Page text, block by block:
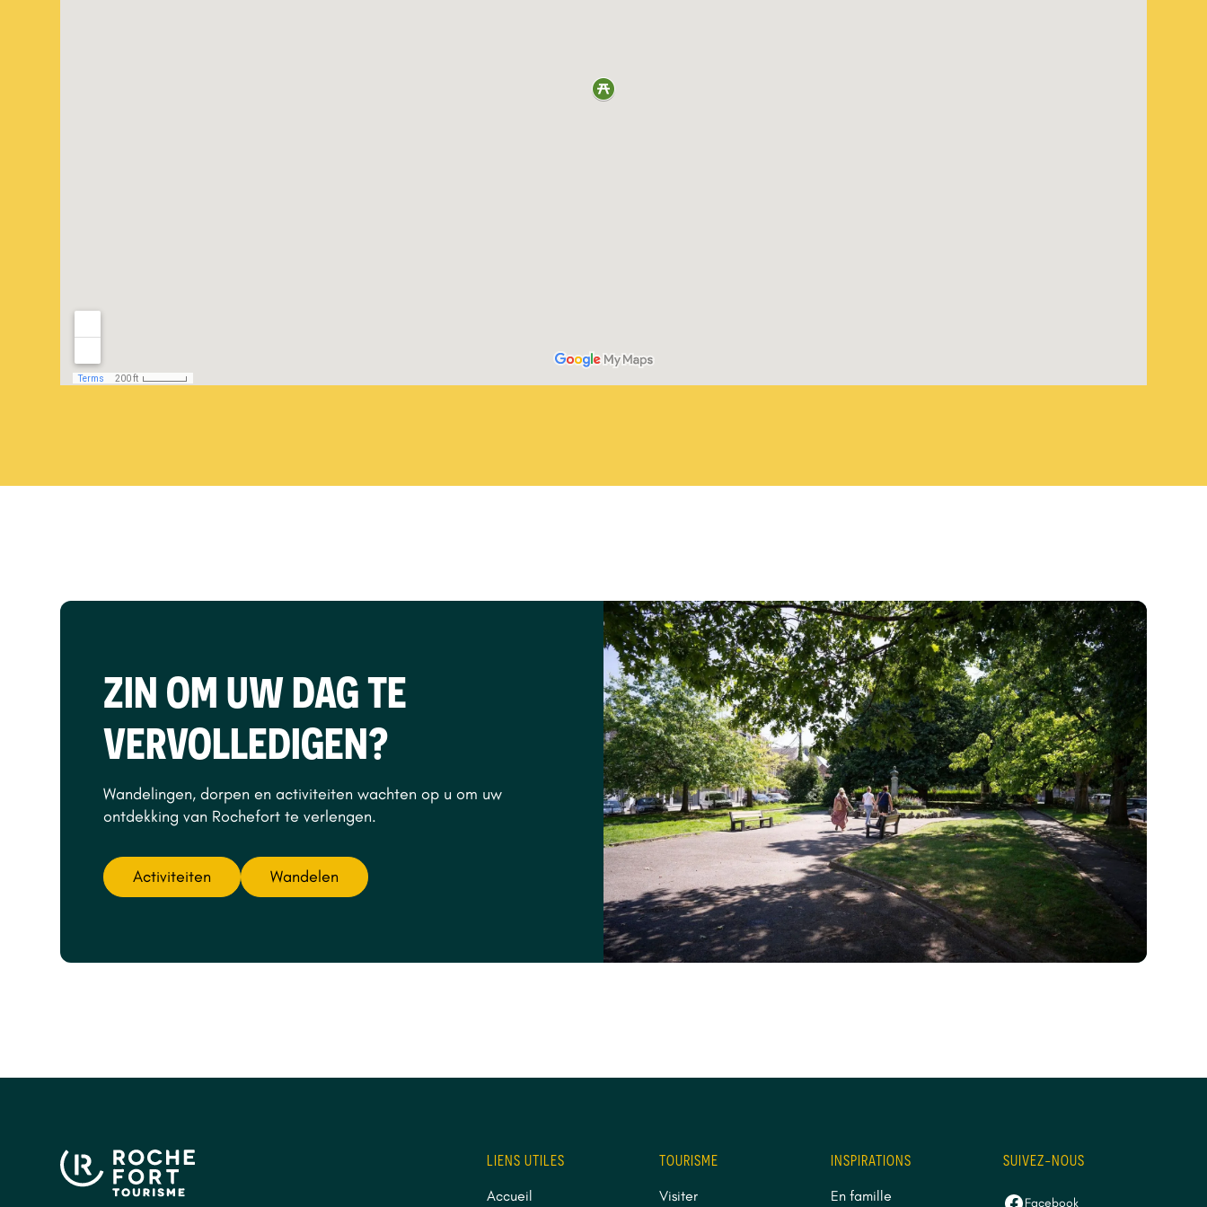
ZIN OM UW DAG TE
VERVOLLEDIGEN?
Wandelingen, dorpen en activiteiten wachten op u om uw
ontdekking van Rochefort te verlengen.
Activiteiten Wandelen
LIENS UTILES
Accueil
TOURISME
Visiter
INSPIRATIONS
En famille
SUIVEZ-NOUS
Facebook